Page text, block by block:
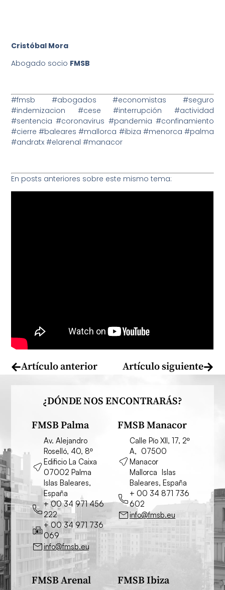
Cristóbal Mora
Abogado socio FMSB
#fmsb #abogados #economistas #seguro
#indemizacion #cese #interrupción #actividad
#sentencia #coronavirus #pandemia #confinamiento
#cierre #baleares #mallorca #ibiza #menorca #palma
#andratx #elarenal #manacor
En posts anteriores sobre este mismo tema:
Artículo anterior Artículo siguiente
¿DÓNDE NOS ENCONTRARÁS?
FMSB Palma
Av. Alejandro
Roselló, 40, 8º
Edificio La Caixa
07002 Palma
Islas Baleares,
España
+ 00 34 971 456
222
+ 00 34 971 736
069
info@fmsb.eu
FMSB Manacor
Calle Pío XII, 17, 2º
A, 07500
Manacor
Mallorca Islas
Baleares, España
+ 00 34 871 736
602
info@fmsb.eu
FMSB Arenal FMSB Ibiza